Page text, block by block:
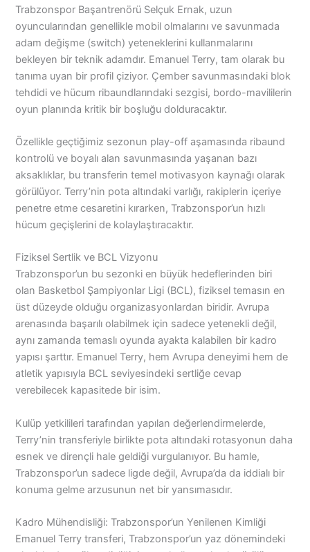
Trabzonspor Başantrenörü Selçuk Ernak, uzun
oyuncularından genellikle mobil olmalarını ve savunmada
adam değişme (switch) yeteneklerini kullanmalarını
bekleyen bir teknik adamdır. Emanuel Terry, tam olarak bu
tanıma uyan bir profil çiziyor. Çember savunmasındaki blok
tehdidi ve hücum ribaundlarındaki sezgisi, bordo-mavililerin
oyun planında kritik bir boşluğu dolduracaktır.
Özellikle geçtiğimiz sezonun play-off aşamasında ribaund
kontrolü ve boyalı alan savunmasında yaşanan bazı
aksaklıklar, bu transferin temel motivasyon kaynağı olarak
görülüyor. Terry’nin pota altındaki varlığı, rakiplerin içeriye
penetre etme cesaretini kırarken, Trabzonspor’un hızlı
hücum geçişlerini de kolaylaştıracaktır.
Fiziksel Sertlik ve BCL Vizyonu
Trabzonspor’un bu sezonki en büyük hedeflerinden biri
olan Basketbol Şampiyonlar Ligi (BCL), fiziksel temasın en
üst düzeyde olduğu organizasyonlardan biridir. Avrupa
arenasında başarılı olabilmek için sadece yetenekli değil,
aynı zamanda temaslı oyunda ayakta kalabilen bir kadro
yapısı şarttır. Emanuel Terry, hem Avrupa deneyimi hem de
atletik yapısıyla BCL seviyesindeki sertliğe cevap
verebilecek kapasitede bir isim.
Kulüp yetkilileri tarafından yapılan değerlendirmelerde,
Terry’nin transferiyle birlikte pota altındaki rotasyonun daha
esnek ve dirençli hale geldiği vurgulanıyor. Bu hamle,
Trabzonspor’un sadece ligde değil, Avrupa’da da iddialı bir
konuma gelme arzusunun net bir yansımasıdır.
Kadro Mühendisliği: Trabzonspor’un Yenilenen Kimliği
Emanuel Terry transferi, Trabzonspor’un yaz dönemindeki